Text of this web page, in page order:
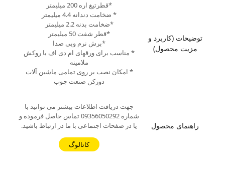
توضیحات (کاربرد و
مزیت محصول)
*قطرتیغ اره 200 میلیمتر
* ضخامت دندانه 4.4 میلیمتر
*ضخامت بدنه 2.2 میلیمتر
*قطر شفت 50 میلیمتر
*برش نرم وبی صدا
* مناسب برای ورقهای ام دی اف با روکش
ملامینه
* امکان نصب بر روی تمامی ماشین آلات
دورکن صنعت چوب
راهنمای محصول
جهت دریافت اطلاعات بیشتر می توانید با
شماره 09356050292 تماس حاصل فرموده و
یا در صفحات اجتماعی با ما در ارتباط باشید.
کاتالوگ